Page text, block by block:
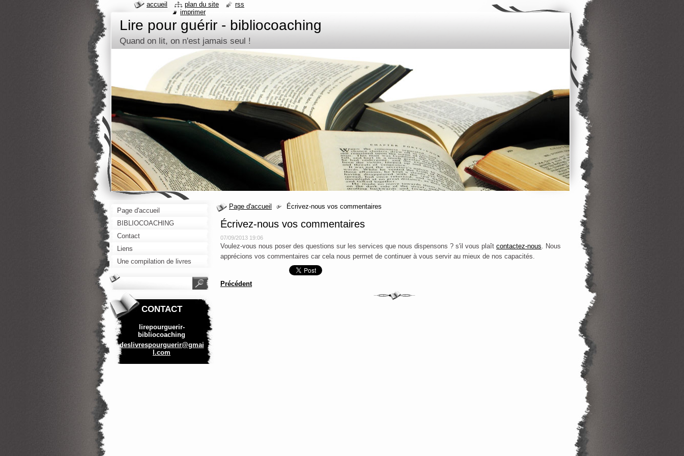
Lire pour guérir - bibliocoaching
Quand on lit, on n'est jamais seul !
Page d'accueil Écrivez-nous vos commentaires
Écrivez-nous vos commentaires
07/09/2013 19:06
Voulez-vous nous poser des questions sur les services que nous dispensons ? s'il vous plaît contactez-nous. Nous
apprécions vos commentaires car cela nous permet de continuer à vous servir au mieux de nos capacités.
Précédent
Page d'accueil
BIBLIOCOACHING
Contact
Liens
Une compilation de livres
bienfaisants
CONTACT
lirepourguerir-
bibliocoaching
deslivrespourguerir@gmai
l.com
accueil plan du site
rss
imprimer